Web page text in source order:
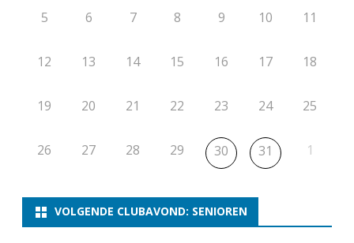
5 6 7 8 9 10 11
12 13 14 15 16 17 18
19 20 21 22 23 24 25
26 27 28 29 30 31 1
VOLGENDE CLUBAVOND: SENIOREN